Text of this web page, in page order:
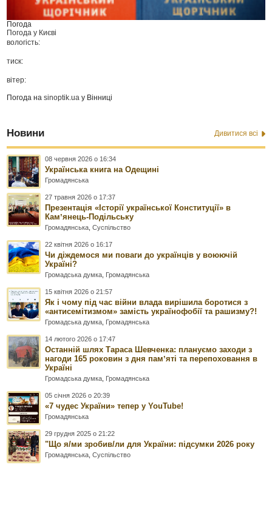
Погода
Погода у Києві
вологість:
тиск:
вітер:
Погода наsinoptik.ua у Вінниці
Новини Дивитися всі
08 червня 2026 о 16:34
Українська книга на Одещині
Громадянська
27 травня 2026 о 17:37
Презентація «Історії української Конституції» в
Камʼянець-Подільську
Громадянська ,Суспільство
22 квітня 2026 о 16:17
Чи діждемося ми поваги до українців у воюючій
Україні?
Громадська думка Громадянська
15 квітня 2026 о 21:57
Як і чому під час війни влада вирішила боротися з
«антисемітизмом» замість українофобії та рашизму?!
Громадська думка Громадянська
14 лютого 2026 о 17:47
Останній шлях Тараса Шевченка: плануємо заходи з
нагоди 165 роковин з дня памʼяті та перепоховання в
Україні
Громадська думка Громадянська
05 січня 2026 о 20:39
«7 чудес України» тепер у YouTube!
Громадянська
29 грудня 2025 о 21:22
"Що я/ми зробив/ли для України: підсумки 2026 року
Громадянська ,Суспільство